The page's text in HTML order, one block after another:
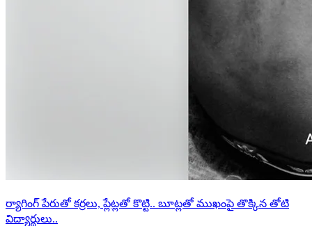
ర్యాగింగ్ పేరుతో కర్రలు, ప్లేట్లతో కొట్టి.. బూట్లతో ముఖంపై తొక్కిన తోటి
విద్యార్థులు..